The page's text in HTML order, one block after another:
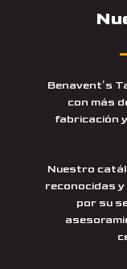
Benavent’s
con más
fabricación
Nuestro
reconocidas
por su